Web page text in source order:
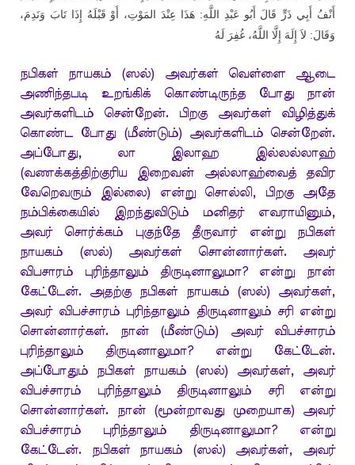
أَنْفُ أَبِي ذَرٍّ قَالَ أَبُو عَبْدِ اللَّهِ: هَذَا عِنْدَ المَوْتِ، أَوْ قَبْلَهُ إِذَا تَابَ وَنَدِمَ،
وَقَالَ: لاَ إِلَهَ إِلَّا اللَّهُ، غُفِرَ لَهُ
நபிகள் நாயகம் (ஸல்) அவர்கள் வெள்ளை ஆடை
அணிந்தபடி உறங்கிக் கொண்டிருந்த போது நான்
அவர்களிடம் சென்றேன். பிறகு அவர்கள் விழித்துக்
கொண்ட போது (மீண்டும்) அவர்களிடம் சென்றேன்.
அப்போது, லா இலாஹ இல்லல்லாஹ்
(வணக்கத்திற்குரிய இறைவன் அல்லாஹ்வைத் தவிர
வேறெவரும் இல்லை) என்று சொல்லி, பிறகு அதே
நம்பிக்கையில் இறந்துவிடும் மனிதர் எவராயினும்,
அவர் சொர்க்கம் புகுந்தே தீருவார் என்று நபிகள்
நாயகம் (ஸல்) அவர்கள் சொன்னார்கள். அவர்
விபசாரம் புரிந்தாலும் திருடினாலுமா? என்று நான்
கேட்டேன். அதற்கு நபிகள் நாயகம் (ஸல்) அவர்கள்,
அவர் விபச்சாரம் புரிந்தாலும் திருடினாலும் சரி என்று
சொன்னார்கள். நான் (மீண்டும்) அவர் விபச்சாரம்
புரிந்தாலும் திருடினாலுமா? என்று கேட்டேன்.
அப்போதும் நபிகள் நாயகம் (ஸல்) அவர்கள், அவர்
விபச்சாரம் புரிந்தாலும் திருடினாலும் சரி என்று
சொன்னார்கள். நான் (மூன்றாவது முறையாக) அவர்
விபச்சாரம் புரிந்தாலும் திருடினாலுமா? என்று
கேட்டேன். நபிகள் நாயகம் (ஸல்) அவர்கள், அவர்